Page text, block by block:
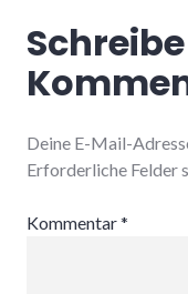
Deine E-Mail-
Erforderliche Felder
Kommentar*